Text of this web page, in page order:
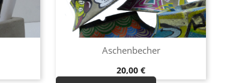
Vorschau
Aschenbecher
Preis
20,00 €